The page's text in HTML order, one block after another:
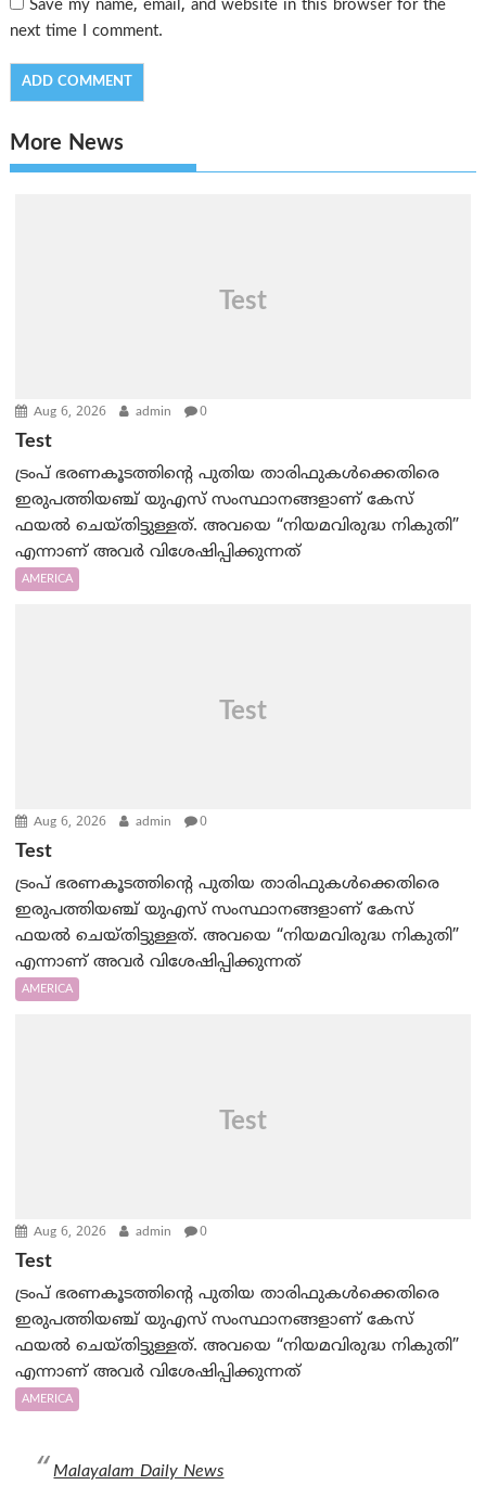
Save my name, email, and website in this browser for the
next time I comment.
More News
Test
Aug 6, 2026 admin 0
Test
ട്രംപ് ഭരണകൂടത്തിന്റെ പുതിയ താരിഫുകൾക്കെതിരെ
ഇരുപത്തിയഞ്ച് യുഎസ് സംസ്ഥാനങ്ങളാണ് കേസ്
ഫയൽ ചെയ്തിട്ടുള്ളത്. അവയെ “നിയമവിരുദ്ധ നികുതി”
എന്നാണ് അവര്‍ വിശേഷിപ്പിക്കുന്നത്
AMERICA
Test
Aug 6, 2026 admin 0
Test
ട്രംപ് ഭരണകൂടത്തിന്റെ പുതിയ താരിഫുകൾക്കെതിരെ
ഇരുപത്തിയഞ്ച് യുഎസ് സംസ്ഥാനങ്ങളാണ് കേസ്
ഫയൽ ചെയ്തിട്ടുള്ളത്. അവയെ “നിയമവിരുദ്ധ നികുതി”
എന്നാണ് അവര്‍ വിശേഷിപ്പിക്കുന്നത്
AMERICA
Test
Aug 6, 2026 admin 0
Test
ട്രംപ് ഭരണകൂടത്തിന്റെ പുതിയ താരിഫുകൾക്കെതിരെ
ഇരുപത്തിയഞ്ച് യുഎസ് സംസ്ഥാനങ്ങളാണ് കേസ്
ഫയൽ ചെയ്തിട്ടുള്ളത്. അവയെ “നിയമവിരുദ്ധ നികുതി”
എന്നാണ് അവര്‍ വിശേഷിപ്പിക്കുന്നത്
AMERICA
Malayalam Daily News